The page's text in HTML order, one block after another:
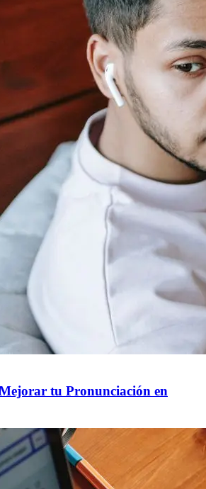
tu Pronunciación en